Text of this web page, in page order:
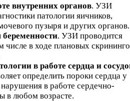
внутренних органов. УЗИ
патологии яичников,
пузыря и других органов.
беременности. УЗИ проводится
числе в ходе плановых
в работе сердца и
определить пороки сердца у
в работе сердечно-
в любом возрасте.